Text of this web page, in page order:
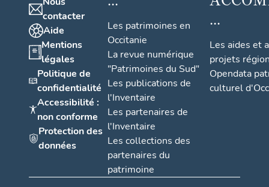
contacter
Aide
Mentions
légales
Politique de
confidentialité
Accessibilité :
non conforme
Protection des
données
Les patrimoines en
Occitanie
La revue numérique
"Patrimoines du Sud"
Les publications de
l'Inventaire
Les partenaires de
l'Inventaire
Les collections des
partenaires du
patrimoine
...
Les aides et
projets
Opendata
culturel